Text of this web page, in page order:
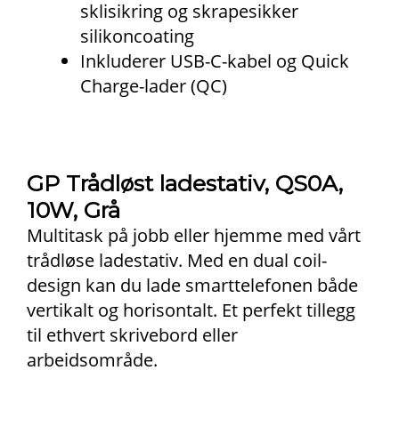
sklisikring og skrapesikker
silikoncoating
Inkluderer USB-C-kabel og Quick
Charge-lader (QC)
GP Trådløst ladestativ, QS0A,
10W, Grå
Multitask på jobb eller hjemme med vårt
trådløse ladestativ. Med en dual coil-
design kan du lade smarttelefonen både
vertikalt og horisontalt. Et perfekt tillegg
til ethvert skrivebord eller
arbeidsområde.